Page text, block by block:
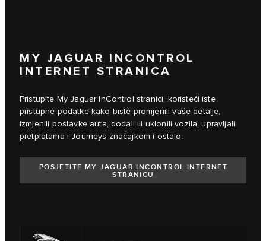
MY JAGUAR INCONTROL
INTERNET STRANICA
Pristupite My Jaguar InControl stranici, koristeći iste
pristupne podatke kako biste promjenili vaše detalje,
izmjenili postavke auta, dodali ili uklonili vozila, upravljali
pretplatama i Journeys značajkom i ostalo.
POSJETITE MY JAGUAR INCONTROL INTERNET
STRANICU